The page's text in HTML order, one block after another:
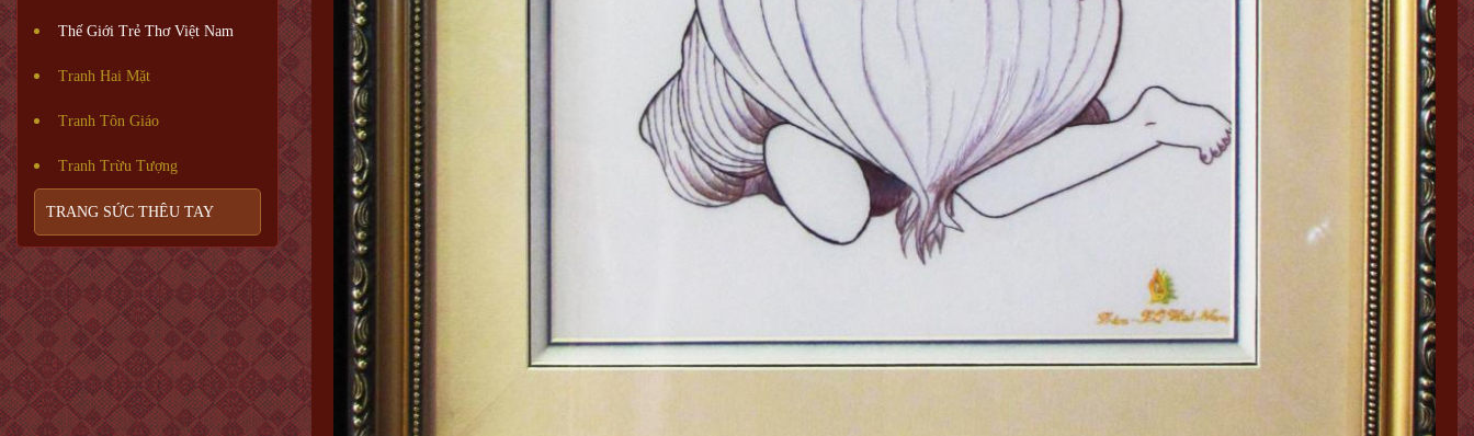
Thế Giới Trẻ Thơ Việt Nam
Tranh Hai Mặt
Tranh Tôn Giáo
Tranh Trừu Tượng
TRANG SỨC THÊU TAY